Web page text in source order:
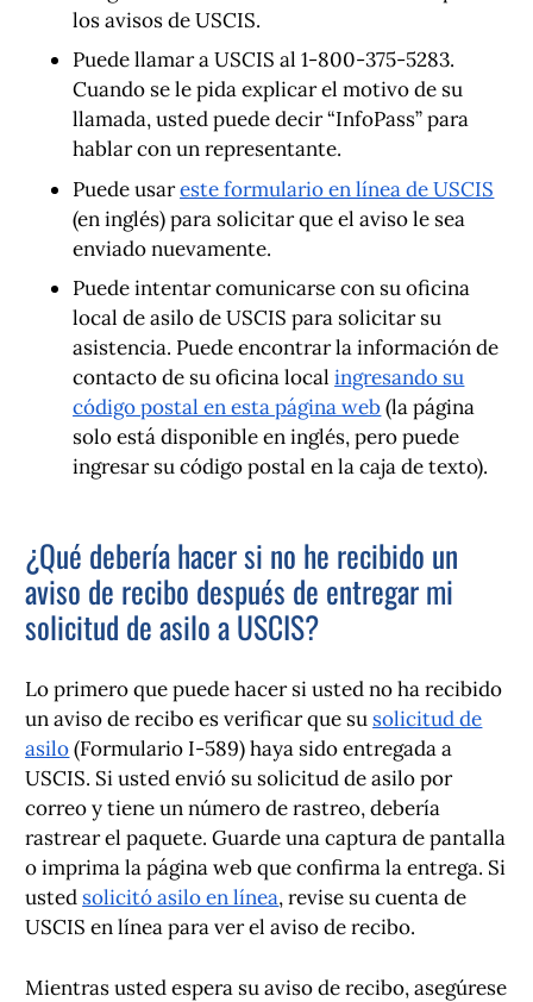
los avisos de USCIS.
Puede llamar a USCIS al 1-800-375-5283.
Cuando se le pida explicar el motivo de su
llamada, usted puede decir “InfoPass” para
hablar con un representante.
Puede usareste formulario en línea de USCIS
(en inglés) para solicitar que el aviso le sea
enviado nuevamente.
Puede intentar comunicarse con su oficina
local de asilo de USCIS para solicitar su
asistencia. Puede encontrar la información de
contacto de su oficina localingresando su
código postal en esta página web(la página
solo está disponible en inglés, pero puede
ingresar su código postal en la caja de texto).
¿Qué debería hacer si no he recibido un
aviso de recibo después de entregar mi
solicitud de asilo a USCIS?
Lo primero que puede hacer si usted no ha recibido
un aviso de recibo es verificar que su solicitud de
asilo(Formulario I-589) haya sido entregada a
USCIS. Si usted envió su solicitud de asilo por
correo y tiene un número de rastreo, debería
rastrear el paquete. Guarde una captura de pantalla
o imprima la página web que confirma la entrega. Si
usted solicitó asilo en línea, revise su cuenta de
USCIS en línea para ver el aviso de recibo.
Mientras usted espera su aviso de recibo, asegúrese